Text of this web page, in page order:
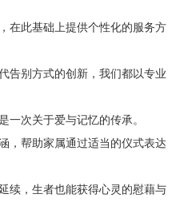
在此基础上提供个性化的服务方
告别方式的创新，我们都以专业
一次关于爱与记忆的传承。
，帮助家属通过适当的仪式表达
续，生者也能获得心灵的慰藉与